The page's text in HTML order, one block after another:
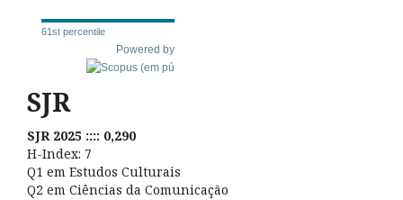
61st percentile
Powered by
SJR
SJR 2025 :::: 0,290
H-Index: 7
Q1 em Estudos Culturais
Q2 em Ciências da Comunicação